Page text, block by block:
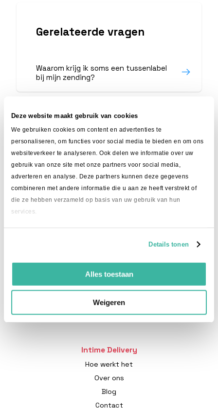
Deze website maakt gebruik van cookies
We gebruiken cookies om content en advertenties te
personaliseren, om functies voor social media te bieden en om ons
websiteverkeer te analyseren. Ook delen we informatie over uw
gebruik van onze site met onze partners voor social media,
adverteren en analyse. Deze partners kunnen deze gegevens
combineren met andere informatie die u aan ze heeft verstrekt of
die ze hebben verzameld op basis van uw gebruik van hun
services.
Details tonen
Alles toestaan
Weigeren
Gerelateerde vragen
Waarom krijg ik soms een tussenlabel
bij mijn zending?
Staat je vraag er niet
tussen?
Stel je vraag gerust via:
085 - 070 3796
info@intime.delivery
Intime Delivery
Hoe werkt het
Over ons
Blog
Contact